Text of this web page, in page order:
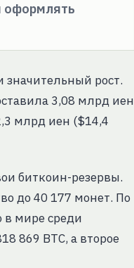
оформлять
рост.
3,08 млрд иен
млрд иен ($14,4
биткоин-резервы.
до 40 177 монет. По
в мире среди
869 BTC, а второе